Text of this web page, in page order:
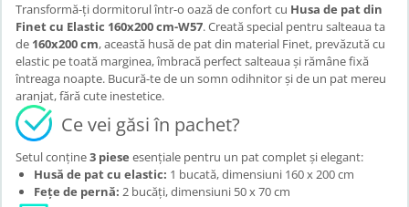
Transformă-ți dormitorul într-o oază de confort cu Husa de pat din
Finet cu Elastic 160x200 cm-W57. Creată special pentru salteaua ta
de 160x200 cm, această husă de pat din material Finet, prevăzută cu
elastic pe toată marginea, îmbracă perfect salteaua și rămâne fixă
întreaga noapte. Bucură-te de un somn odihnitor și de un pat mereu
aranjat, fără cute inestetice.
Ce vei găsi în pachet?
Setul conține3 piese esențiale pentru un pat complet și elegant:
Husă de pat cu elastic: 1 bucată, dimensiuni 160 x 200 cm
Fețe de pernă: 2 bucăți, dimensiuni 50 x 70 cm